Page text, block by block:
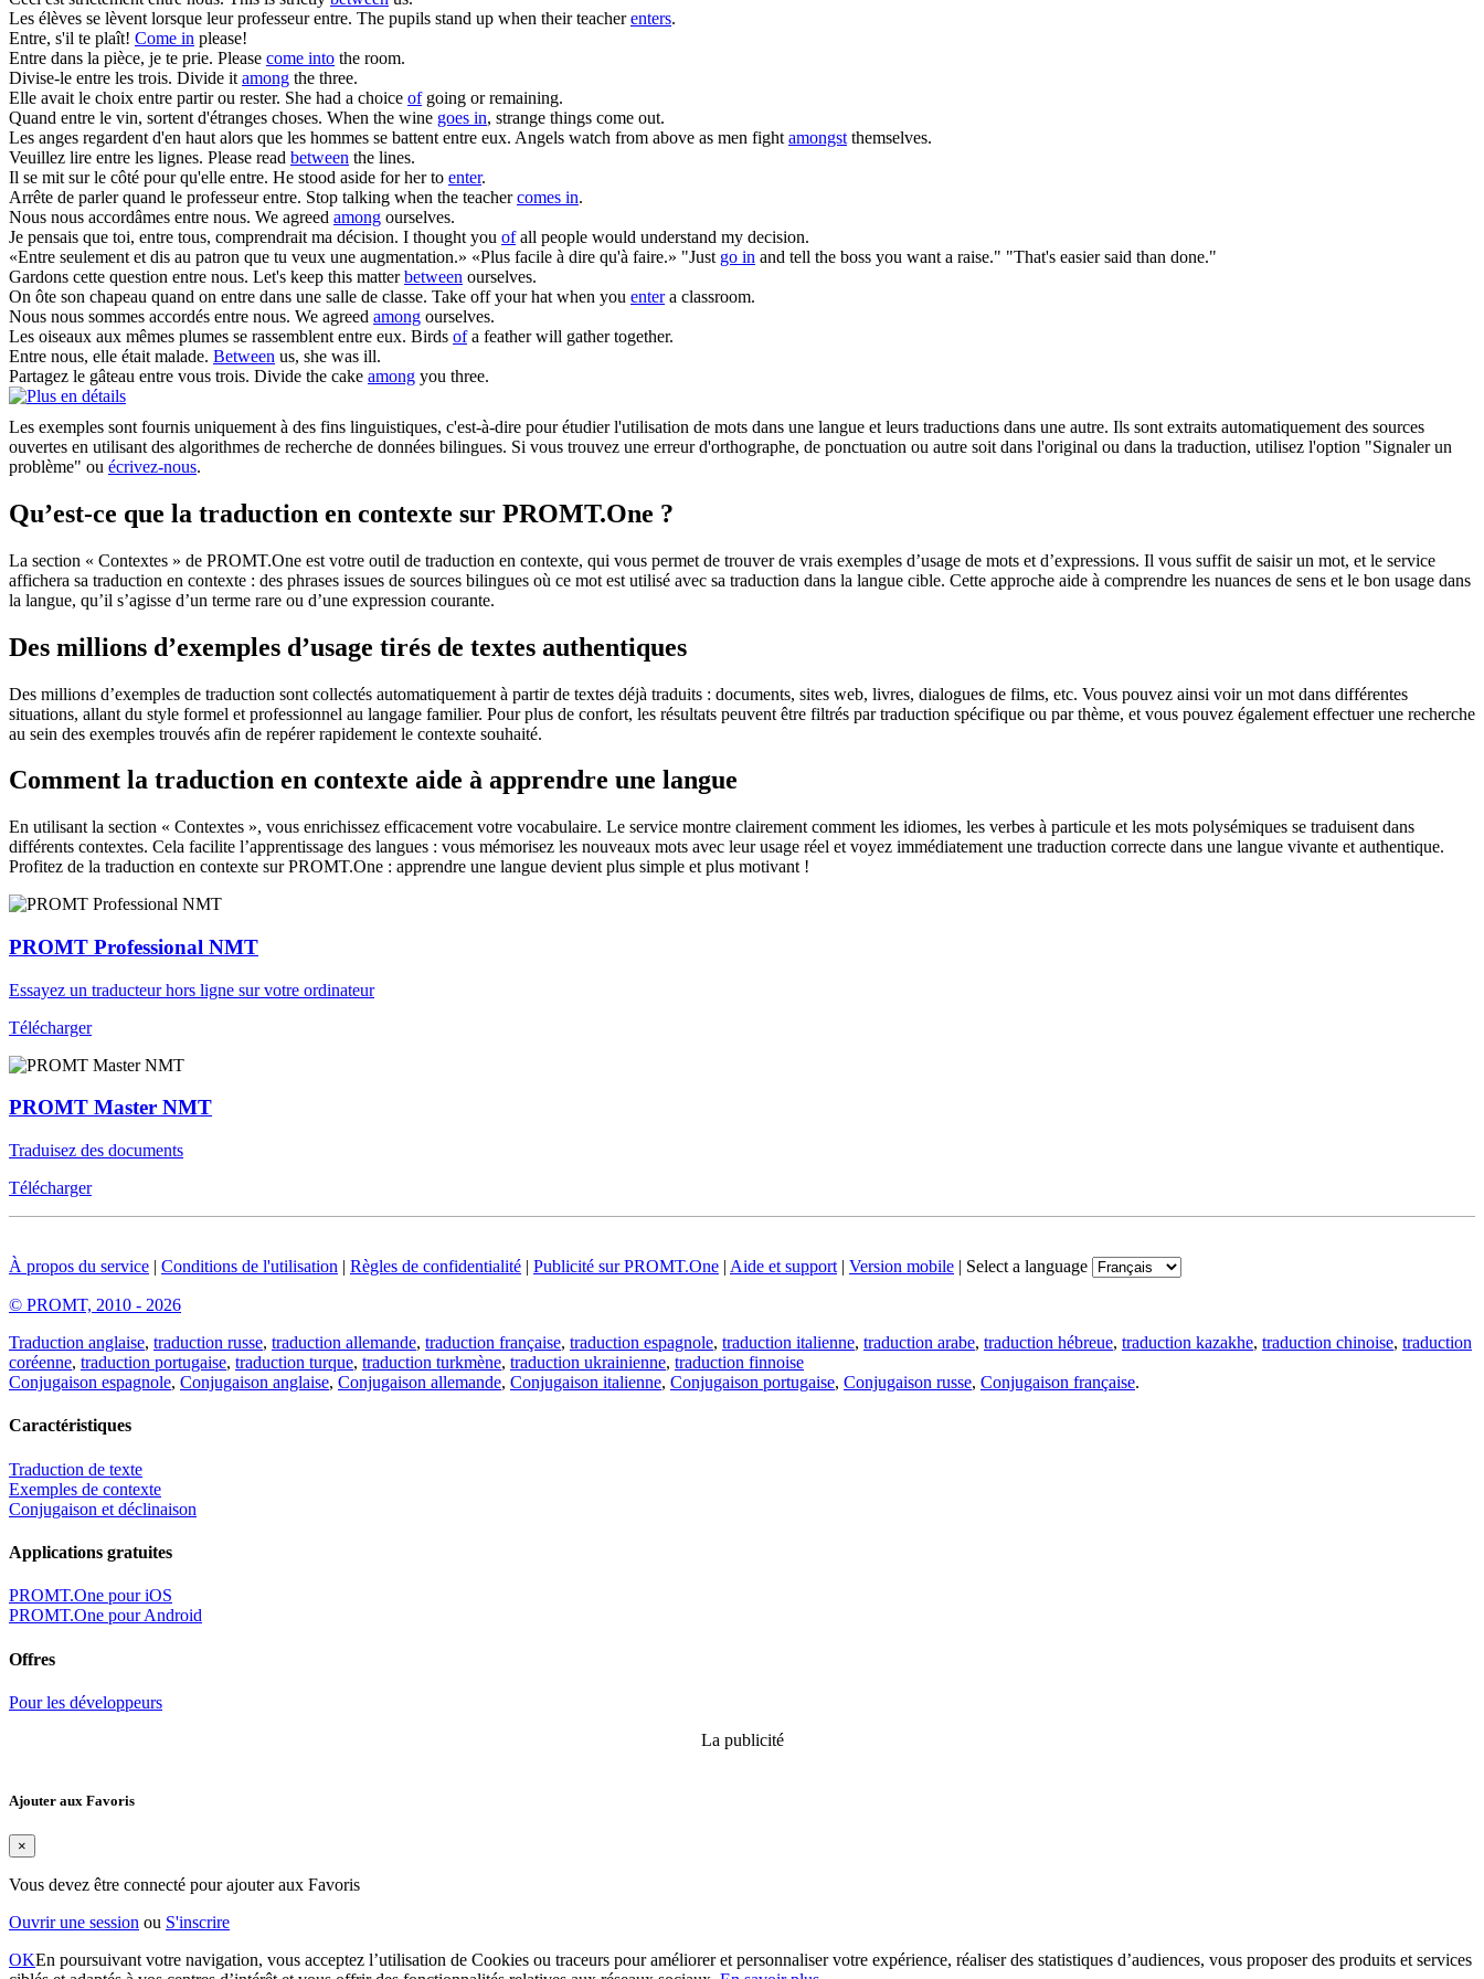
Les élèves se lèvent lorsque leur professeurentre. The pupils stand up when their teacherenters.
Entre, s'il te plaît! Come in please!
Entre dans la pièce, je te prie. Please come into the room.
Divise-le entre les trois. Divide it among the three.
Elle avait le choix entre partir ou rester. She had a choice ofgoing or remaining.
Quand entre le vin, sortent d'étranges choses. When the wine goes in, strange things come out.
Les anges regardent d'en haut alors que les hommes se battent entre eux. Angels watch from above as men fight amongst themselves.
Veuillez lire entre les lignes. Please read between the lines.
Il se mit sur le côté pour qu'elle entre. He stood aside for her to enter.
Arrête de parler quand le professeurentre. Stop talking when the teachercomes in.
Nous nous accordâmes entre nous. We agreed among ourselves.
Je pensais que toi, entre tous, comprendrait ma décision. I thought you ofall people would understand my decision.
«Entre seulement et dis au patron que tu veux une augmentation.» «Plus facile à dire qu'à faire.» "Just go in and tell the boss you want a raise." "That's easier said than done."
Gardons cette question entre nous. Let's keep this matterbetween ourselves.
On ôte son chapeau quand on entre dans une salle de classe. Take off your hat when you entera classroom.
Nous nous sommes accordés entre nous. We agreed among ourselves.
Les oiseaux aux mêmes plumes se rassemblent entre eux. Birds ofa feather will gather together.
Entre nous, elle était malade. Between us, she was ill.
Partagez le gâteau entre vous trois. Divide the cake among you three.
Les exemples sont fournis uniquement à des fins linguistiques, c'est-à-dire pour étudier l'utilisation de mots dans une langue et leurs traductions dans une autre. Ils sont extraits automatiquement des sources
ouvertes en utilisant des algorithmes de recherche de données bilingues. Si vous trouvez une erreur d'orthographe, de ponctuation ou autre soit dans l'original ou dans la traduction, utilisez l'option "Signaler un
problème" ou écrivez-nous.
Qu’est-ce que la traduction en contexte sur PROMT.One ?
La section « Contextes » de PROMT.One est votre outil de traduction en contexte, qui vous permet de trouver de vrais exemples d’usage de mots et d’expressions. Il vous suffit de saisir un mot, et le service
affichera sa traduction en contexte : des phrases issues de sources bilingues où ce mot est utilisé avec sa traduction dans la langue cible. Cette approche aide à comprendre les nuances de sens et le bon usage dans
la langue, qu’il s’agisse d’un terme rare ou d’une expression courante.
Des millions d’exemples d’usage tirés de textes authentiques
Des millions d’exemples de traduction sont collectés automatiquement à partir de textes déjà traduits : documents, sites web, livres, dialogues de films, etc. Vous pouvez ainsi voir un mot dans différentes
situations, allant du style formel et professionnel au langage familier. Pour plus de confort, les résultats peuvent être filtrés par traduction spécifique ou par thème, et vous pouvez également effectuer une recherche
au sein des exemples trouvés afin de repérer rapidement le contexte souhaité.
Comment la traduction en contexte aide à apprendre une langue
En utilisant la section « Contextes », vous enrichissez efficacement votre vocabulaire. Le service montre clairement comment les idiomes, les verbes à particule et les mots polysémiques se traduisent dans
différents contextes. Cela facilite l’apprentissage des langues : vous mémorisez les nouveaux mots avec leur usage réel et voyez immédiatement une traduction correcte dans une langue vivante et authentique.
Profitez de la traduction en contexte sur PROMT.One : apprendre une langue devient plus simple et plus motivant !
PROMT Professional NMT
Essayez un traducteur hors ligne sur votre ordinateur
Télécharger
PROMT Master NMT
Traduisez des documents
Télécharger
À propos du service | Conditions de l'utilisation | Règles de confidentialité | Publicité sur PROMT.One | Aide et support | Version mobile | Select a language
© PROMT, 2010 - 2026
Traduction anglaise, traduction russe, traduction allemande, traduction française, traduction espagnole, traduction italienne, traduction arabe, traduction hébreue, traduction kazakhe, traduction chinoise, traduction
coréenne, traduction portugaise, traduction turque, traduction turkmène, traduction ukrainienne, traduction finnoise
Conjugaison espagnole, Conjugaison anglaise, Conjugaison allemande, Conjugaison italienne, Conjugaison portugaise, Conjugaison russe, Conjugaison française.
Caractéristiques
Traduction de texte
Exemples de contexte
Conjugaison et déclinaison
Applications gratuites
PROMT.One pour iOS
PROMT.One pour Android
Offres
Pour les développeurs
La publicité
Ajouter aux Favoris
×
Vous devez être connecté pour ajouter aux Favoris
Ouvrir une session ou S'inscrire
OKEn poursuivant votre navigation, vous acceptez l’utilisation de Cookies ou traceurs pour améliorer et personnaliser votre expérience, réaliser des statistiques d’audiences, vous proposer des produits et services